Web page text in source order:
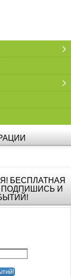
БЕСПЛАТНАЯ
И